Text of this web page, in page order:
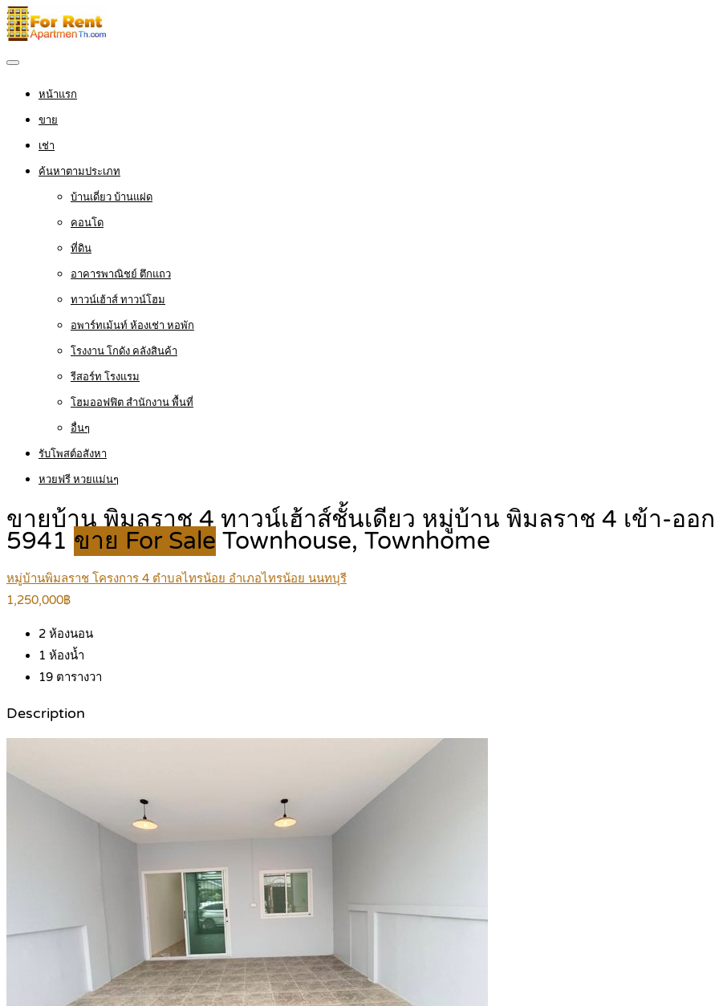
หน้าแรก
ขาย
เช่า
ค้นหาตามประเภท
บ้านเดี่ยว บ้านแฝด
คอนโด
ที่ดิน
อาคารพาณิชย์ ตึกแถว
ทาวน์เฮ้าส์ ทาวน์โฮม
อพาร์ทเม้นท์ ห้องเช่า หอพัก
โรงงาน โกดัง คลังสินค้า
รีสอร์ท โรงแรม
โฮมออฟฟิต สำนักงาน พื้นที่
อื่นๆ
รับโพสต์อสังหา
หวยฟรี หวยแม่นๆ
ขายบ้าน พิมลราช 4 ทาวน์เฮ้าส์ชั้นเดียว หมู่บ้าน พิมลราช 4 เข้า-ออ
5941 ขาย For Sale Townhouse, Townhome
หมู่บ้านพิมลราช โครงการ 4 ตำบลไทรน้อย อำเภอไทรน้อย นนทบุรี
1,250,000฿
2 ห้องนอน
1 ห้องน้ำ
19 ตารางวา
Description